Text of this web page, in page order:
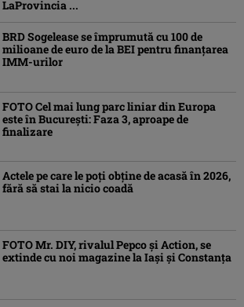
LaProvincia ...
BRD Sogelease se împrumută cu 100 de
milioane de euro de la BEI pentru finanțarea
IMM-urilor
FOTO Cel mai lung parc liniar din Europa
este în București: Faza 3, aproape de
finalizare
Actele pe care le poți obține de acasă în 2026,
fără să stai la nicio coadă
FOTO Mr. DIY, rivalul Pepco și Action, se
extinde cu noi magazine la Iași și Constanța